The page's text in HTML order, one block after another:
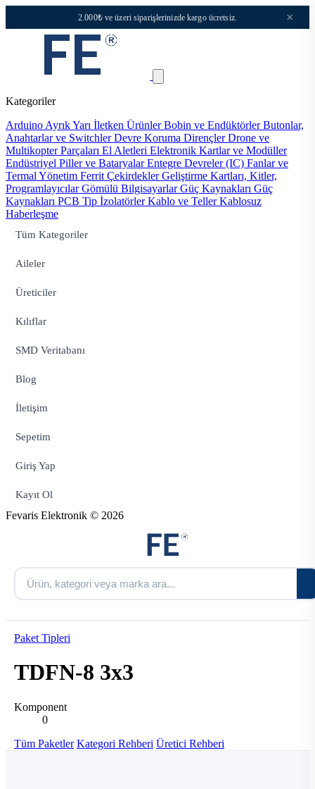
2.000₺ ve üzeri siparişlerinizde kargo ücretsiz. ×
Kategoriler
Arduino Ayrık Yarı İletken ÜrünlerBobin ve EndüktörlerButonlar,
Anahtarlar ve SwitchlerDevre Koruma DirençlerDrone ve
Multikopter Parçaları El Aletleri Elektronik Kartlar ve Modüller
Endüstriyel Piller ve BataryalarEntegre Devreler (IC) Fanlar ve
Termal Yönetim Ferrit ÇekirdeklerGeliştirme Kartları, Kitler,
ProgramlayıcılarGömülü BilgisayarlarGüç Kaynakları Güç
Kaynakları PCB Tip İzolatörlerKablo ve TellerKablosuz
Haberleşme
Tüm Kategoriler
Aileler
Üreticiler
Kılıflar
SMD Veritabanı
Blog
İletişim
Sepetim
Giriş Yap
Kayıt Ol
Fevaris Elektronik © 2026
Paket Tipleri
TDFN-8 3x3
Komponent
0
Tüm Paketler Kategori Rehberi Üretici Rehberi